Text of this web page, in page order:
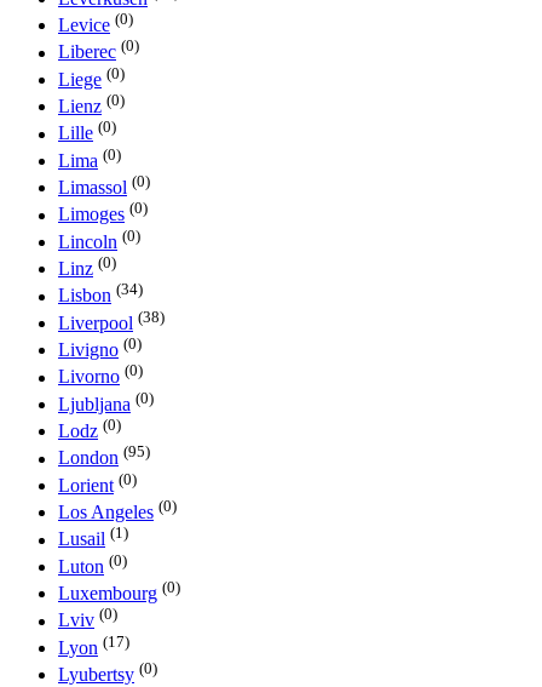
Levice (0)
Liberec (0)
Liege (0)
Lienz (0)
Lille (0)
Lima (0)
Limassol (0)
Limoges (0)
Lincoln (0)
Linz (0)
Lisbon (34)
Liverpool (38)
Livigno (0)
Livorno (0)
Ljubljana (0)
Lodz (0)
London (95)
Lorient (0)
Los Angeles (0)
Lusail (1)
Luton (0)
Luxembourg (0)
Lviv (0)
Lyon (17)
Lyubertsy (0)